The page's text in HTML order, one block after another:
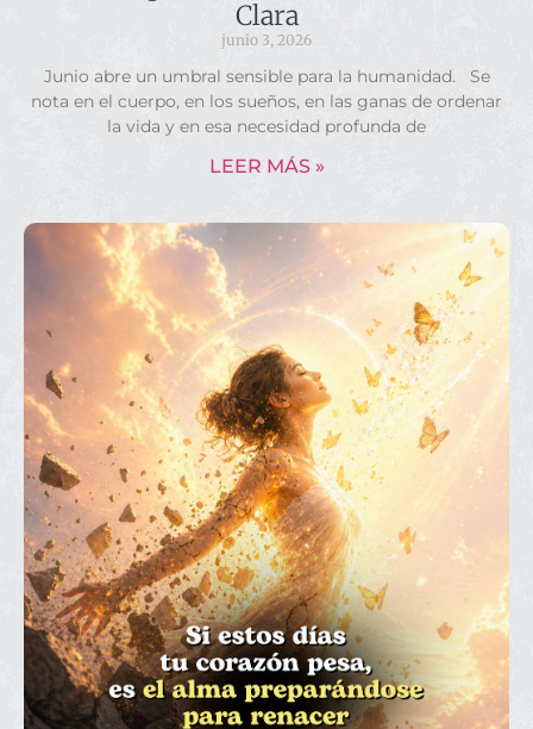
Clara
junio 3, 2026
Junio abre un umbral sensible para la humanidad. Se
nota en el cuerpo, en los sueños, en las ganas de ordenar
la vida y en esa necesidad profunda de
LEER MÁS »